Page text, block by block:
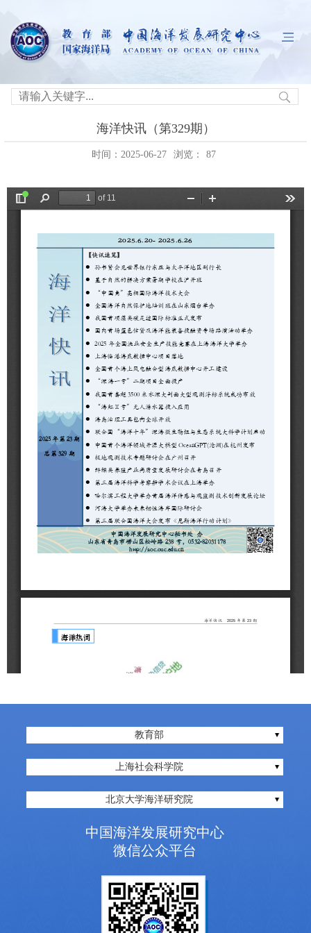
海洋快讯（第329期）
时间：2025-06-27 浏览： 87
教育部
上海社会科学院
北京大学海洋研究院
中国海洋发展研究中心
微信公众平台